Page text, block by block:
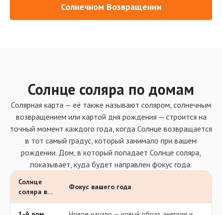
Солнечном Возвращении
Солнце соляра по домам
Солярная карта — её также называют соляром, солнечным
возвращением или картой дня рождения — строится на
точный момент каждого года, когда Солнце возвращается
в тот самый градус, который занимало при вашем
рождении. Дом, в который попадает Солнце соляра,
показывает, куда будет направлен фокус года.
Солнце
соляра в…
Фокус вашего года